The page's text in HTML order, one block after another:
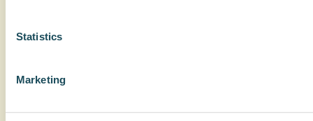
Statistics
Marketing